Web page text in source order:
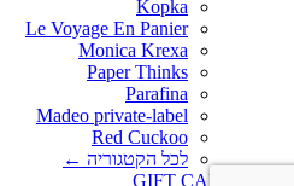
Kopka
Le Voyage En Panier
Monica Krexa
Paper Thinks
Parafina
Madeo private-label
Red Cuckoo
לכל הקטגוריה ←
GIFT CARD